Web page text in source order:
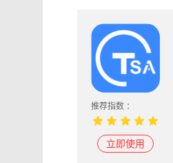
推荐指数 ：
立即使用